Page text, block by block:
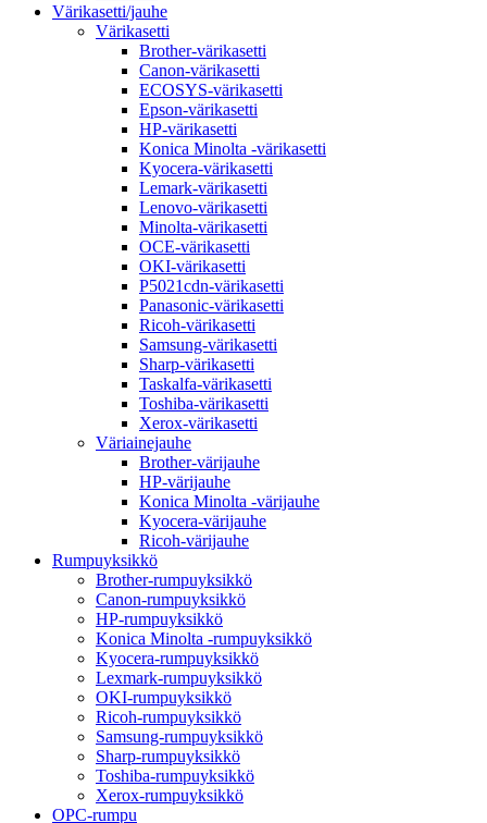
Värikasetti/jauhe
Värikasetti
Brother-värikasetti
Canon-värikasetti
ECOSYS-värikasetti
Epson-värikasetti
HP-värikasetti
Konica Minolta -värikasetti
Kyocera-värikasetti
Lemark-värikasetti
Lenovo-värikasetti
Minolta-värikasetti
OCE-värikasetti
OKI-värikasetti
P5021cdn-värikasetti
Panasonic-värikasetti
Ricoh-värikasetti
Samsung-värikasetti
Sharp-värikasetti
Taskalfa-värikasetti
Toshiba-värikasetti
Xerox-värikasetti
Väriainejauhe
Brother-värijauhe
HP-värijauhe
Konica Minolta -värijauhe
Kyocera-värijauhe
Ricoh-värijauhe
Rumpuyksikkö
Brother-rumpuyksikkö
Canon-rumpuyksikkö
HP-rumpuyksikkö
Konica Minolta -rumpuyksikkö
Kyocera-rumpuyksikkö
Lexmark-rumpuyksikkö
OKI-rumpuyksikkö
Ricoh-rumpuyksikkö
Samsung-rumpuyksikkö
Sharp-rumpuyksikkö
Toshiba-rumpuyksikkö
Xerox-rumpuyksikkö
OPC-rumpu